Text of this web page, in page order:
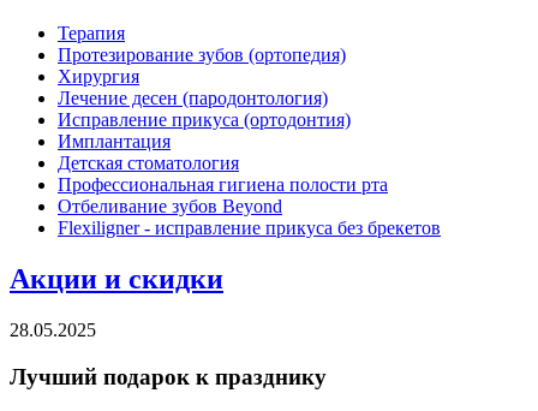
Терапия
Протезирование зубов (ортопедия)
Хирургия
Лечение десен (пародонтология)
Исправление прикуса (ортодонтия)
Имплантация
Детская стоматология
Профессиональная гигиена полости рта
Отбеливание зубов Beyond
Flexiligner - исправление прикуса без брекетов
Акции и скидки
28.05.2025
Лучший подарок к празднику